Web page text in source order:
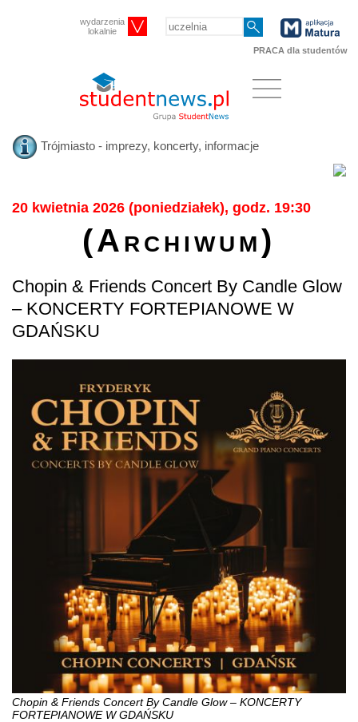
wydarzenia
lokalnie
PRACA dla studentów
Trójmiasto - imprezy, koncerty, informacje
20 kwietnia 2026 (poniedziałek), godz. 19:30
(Archiwum)
Chopin & Friends Concert By Candle Glow
– KONCERTY FORTEPIANOWE W
GDAŃSKU
Chopin & Friends Concert By Candle Glow – KONCERTY
FORTEPIANOWE W GDAŃSKU